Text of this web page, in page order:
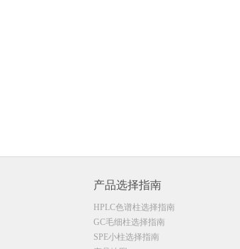
产品选择指南
HPLC色谱柱选择指南
GC毛细柱选择指南
SPE小柱选择指南